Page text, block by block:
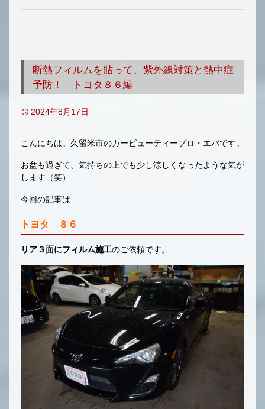
断熱フィルムを貼って、紫外線対策と熱中症
予防！ トヨタ８６編
2024年8月17日
こんにちは。久留米市のカービューティープロ・エバです。
お盆も過ぎて、気持ちの上でも少し涼しくなったような気が
します（笑）
今回の記事は
トヨタ ８６
リア３面にフィルム施工のご依頼です。